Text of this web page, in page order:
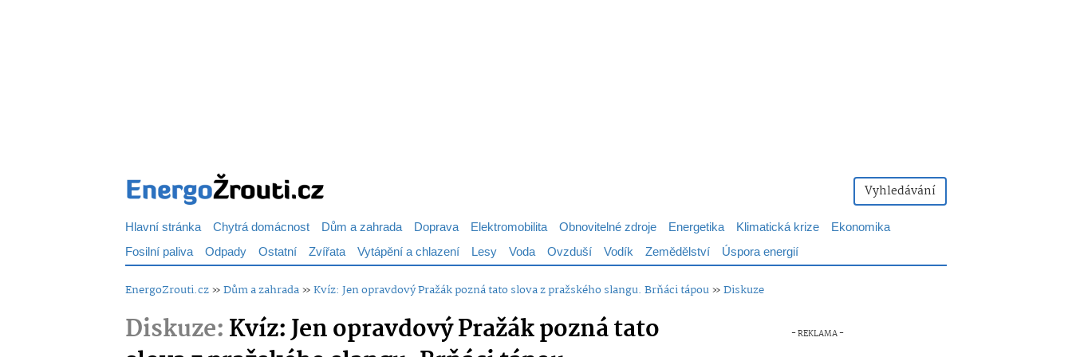
Vyhledávání
Hlavní stránka Chytrá domácnost Dům a zahrada Doprava Elektromobilita Obnovitelné zdroje Energetika Klimatická krize
Ekonomika
Fosilní paliva Odpady Ostatní Zvířata Vytápění a chlazení Lesy Voda Ovzduší Vodík Zemědělství Úspora energií
EnergoZrouti.cz»Dům a zahrada»Kvíz: Jen opravdový Pražák pozná tato slova z pražského slangu. Brňáci tápou»Diskuze
Diskuze:Kvíz: Jen opravdový Pražák pozná tato